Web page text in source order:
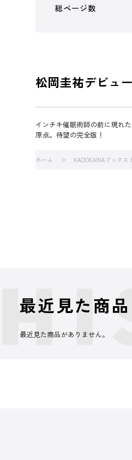
総ページ数
松岡圭祐デビュ
インチキ催眠術師の前に現れ
原点。待望の完全版！
ホーム KADOKAWAブックス
最近見た商品
最近見た商品がありません。